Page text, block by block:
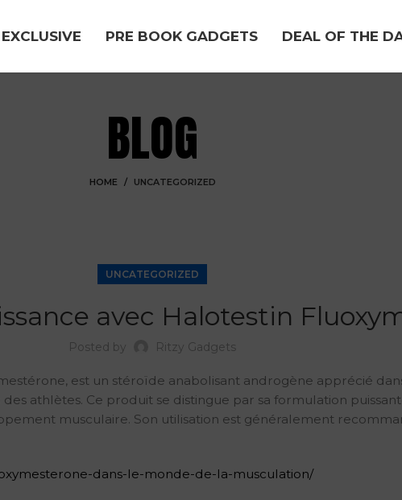
EXCLUSIVE PRE BOOK GADGETS DEAL OF THE
BLOG
HOME UNCATEGORIZED
UNCATEGORIZED
avec Halotestin
Posted by Ritzy Gadgets
est un stéroïde anabolisant androgène apprécié
athlètes. Ce produit se distingue par sa formulation
musculaire. Son utilisation est généralement
dans-le-monde-de-la-musculation/